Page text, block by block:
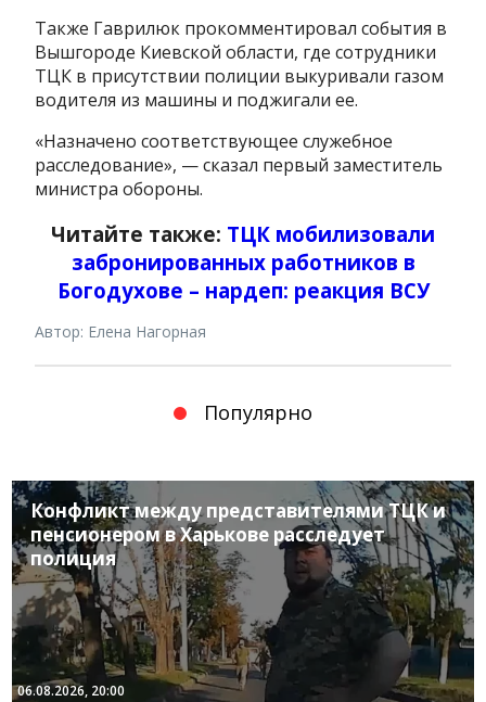
Также Гаврилюк прокомментировал события в
Вышгороде Киевской области, где сотрудники
ТЦК в присутствии полиции выкуривали газом
водителя из машины и поджигали ее.
«Назначено соответствующее служебное
расследование», — сказал первый заместитель
министра обороны.
Читайте также: ТЦК мобилизовали
забронированных работников в
Богодухове – нардеп: реакция ВСУ
Автор: Елена Нагорная
Популярно
Конфликт между представителями ТЦК и
пенсионером в Харькове расследует
полиция
06.08.2026, 20:00